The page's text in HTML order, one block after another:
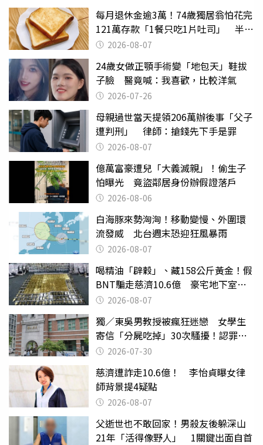
每月退休金逾3萬！74歲獨居翁怕花完
121萬存款「1餐只吃1片吐司」 半年
後暴瘦嚇壞女兒
2026-08-07
24歲女做正顎手術變「地包天」鞋拔
子臉 醫竟喊：我喜歡，比較洋氣
2026-07-26
母親過世當天提領206萬辦後事「父子
遭判刑」 律師：搶錢先下手是罪
2026-08-07
億萬富豪遭兒「大義滅親」！偷生子
怕曝光 竟盜鄰居身份辦假證落戶
2026-08-06
白海豚來勢洶洶！移動變慢、外圍環
流發威 北台週末恐迎狂風暴雨
2026-08-07
喝精油「辟穀」、藏158公斤黃金！假
BNT騙走慈濟10.6億 豪宅地下室竟
挖出乾鮑金庫
2026-08-07
獨／東吳男教授被瘋狂迷戀 女學生
寄信「分屍吃掉」30次騷擾！認罪免
關 2026-07-30
慈濟遭詐走10.6億！ 李怡貞曝女律
師背景提4疑點
2026-08-07
父逝世也不敢回家！男殺友後躲深山
21年「活得像野人」 1關鍵出面自首